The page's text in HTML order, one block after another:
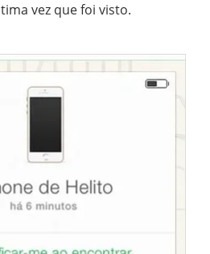
vez que foi visto.